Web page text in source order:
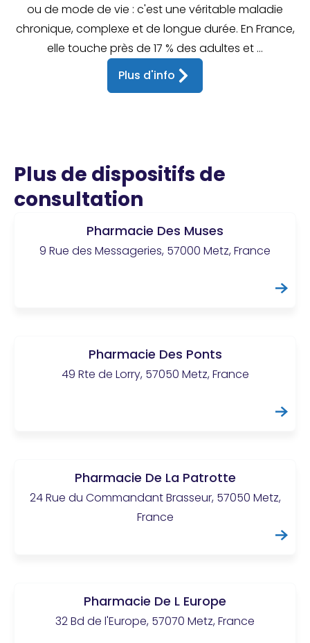
ou de mode de vie : c'est une véritable maladie
chronique, complexe et de longue durée. En France,
elle touche près de 17 % des adultes et ...
Plus d'info
Plus de dispositifs de
consultation
Pharmacie Des Muses
9 Rue des Messageries, 57000 Metz, France
Pharmacie Des Ponts
49 Rte de Lorry, 57050 Metz, France
Pharmacie De La Patrotte
24 Rue du Commandant Brasseur, 57050 Metz,
France
Pharmacie De L Europe
32 Bd de l'Europe, 57070 Metz, France